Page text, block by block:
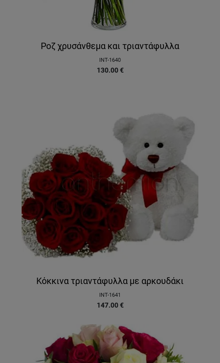
Ροζ χρυσάνθεμα και τριαντάφυλλα
INT-1640
130.00 €
Κόκκινα τριαντάφυλλα με αρκουδάκι
INT-1641
147.00 €